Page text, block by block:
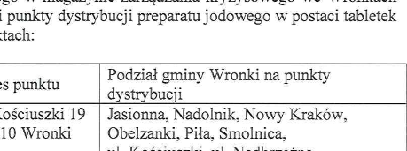
Szanujemy Twoją prywatność. Możesz zmienić ustawienia
momencie możesz dokonać zmiany swoich ustawień.